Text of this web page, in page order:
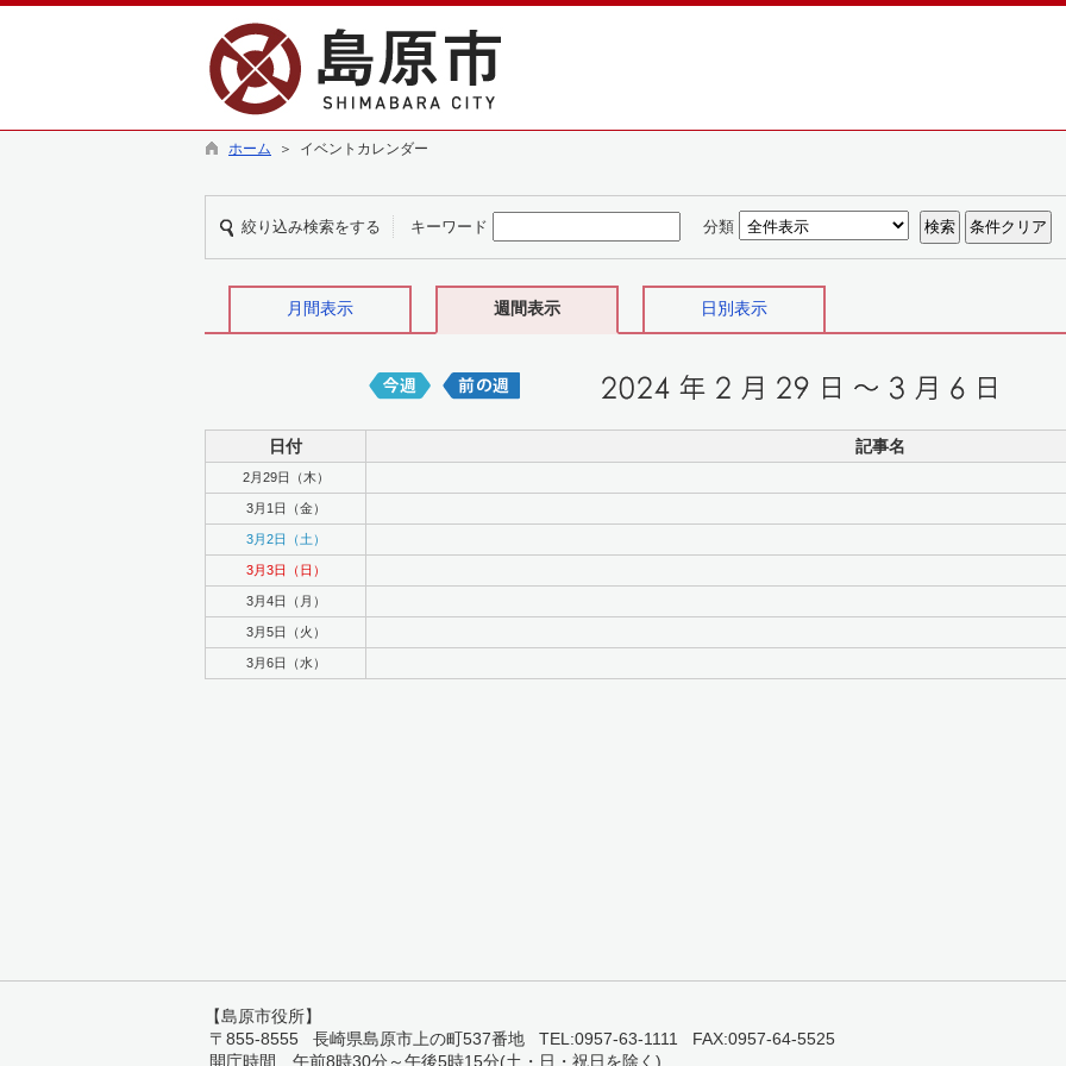
ホーム ＞ イベントカレンダー
絞り込み検索をする キーワード 分類
月間表示 週間表示 日別表示
日付 記事名
2月29日（木）
3月1日（金）
3月2日（土）
3月3日（日）
3月4日（月）
3月5日（火）
3月6日（水）
【島原市役所】
〒855-8555 長崎県島原市上の町537番地 TEL:0957-63-1111 FAX:0957-64-5525
開庁時間 午前8時30分～午後5時15分(土・日・祝日を除く)